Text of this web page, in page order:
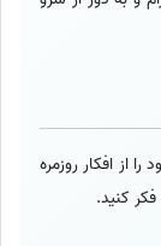
از افکار روزمره
کنید.